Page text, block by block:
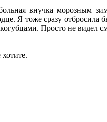
внучка морозным
Я тоже сразу
Просто не видел